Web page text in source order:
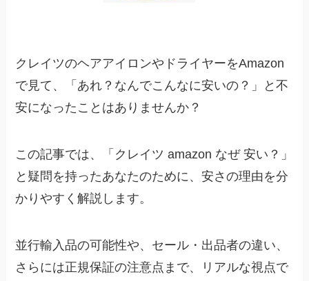
クレイツのヘアアイロンやドライヤーをAmazon
で見て、「あれ？なんでこんなに安いの？」と不
安になったことはありませんか？
この記事では、「クレイツ amazon なぜ 安い？」
と疑問を持ったあなたのために、安さの理由を分
かりやすく解説します。
並行輸入品の可能性や、セール・出品者の違い、
さらには正規保証の注意点まで、リアルな視点で